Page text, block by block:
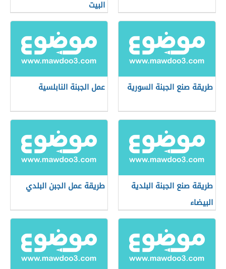
البيت
طريقة صنع الجبنة السورية عمل الجبنة النابلسية
طريقة صنع الجبنة البلدية
البيضاء
طريقة عمل الجبن البلدي